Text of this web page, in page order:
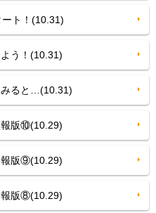
ト！(10.31)
う！(10.31)
ると…(10.31)
版⑩(10.29)
版⑨(10.29)
版⑧(10.29)